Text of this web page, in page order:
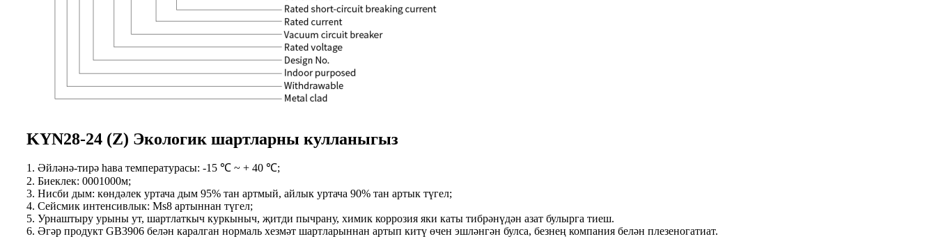
KYN28-24 (Z) Экологик шартларны кулланыгыз
1. Әйләнә-тирә һава температурасы: -15 ℃ ~ + 40 ℃;
2. Биеклек: 0001000м;
3. Нисби дым: көндәлек уртача дым 95% тан артмый, айлык уртача 90% тан артык түгел;
4. Сейсмик интенсивлык: Ms8 артыннан түгел;
5. Урнаштыру урыны ут, шартлаткыч куркыныч, җитди пычрану, химик коррозия яки каты тибрәнүдән азат булырга тиеш.
6. Әгәр продукт GB3906 белән каралган нормаль хезмәт шартларыннан артып китү өчен эшләнгән булса, безнең компания белән плезеногатиат.